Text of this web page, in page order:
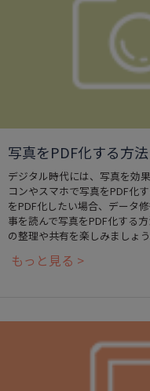
写真をPDF化する方
デジタル時代には、写真を効
コンやスマホで写真をPDF化
をPDF化したい場合、データ
事を読んで写真をPDF化する
の整理や共有を楽しみましょ
もっと見る >